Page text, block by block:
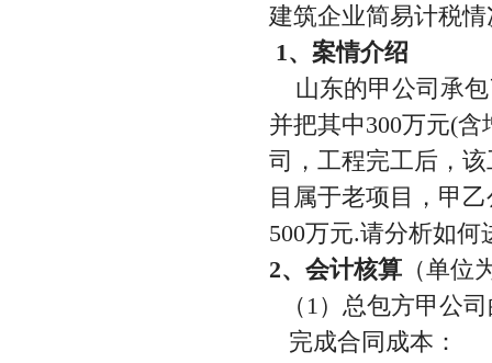
建筑企业简易计税
1、案情介绍
山东的甲公司承包
并把其中300万元(
司，工程完工后，
目属于老项目，甲
500万元.请分析如何
2、会计核算 （单位
（1）总包方甲公
完成合同成本：